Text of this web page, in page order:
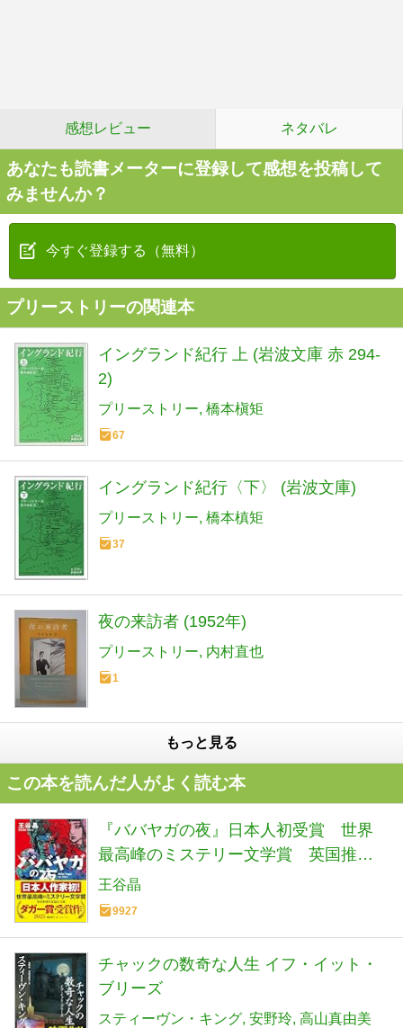
感想レビュー ネタバレ
あなたも読書メーターに登録して感想を投稿して
みませんか？
今すぐ登録する（無料）
プリーストリーの関連本
イングランド紀行 上 (岩波文庫 赤 294-
2)
プリーストリー 橋本槇矩
67
イングランド紀行〈下〉 (岩波文庫)
プリーストリー 橋本槙矩
37
夜の来訪者 (1952年)
プリーストリー 内村直也
1
もっと見る
この本を読んだ人がよく読む本
『ババヤガの夜』日本人初受賞 世界
最高峰のミステリー文学賞 英国推理
作家協会賞(ダガー賞） (河出文庫 お 46-
1)
王谷晶
9927
チャックの数奇な人生 イフ・イット・
ブリーズ
スティーヴン・キング 安野玲 高山真由美